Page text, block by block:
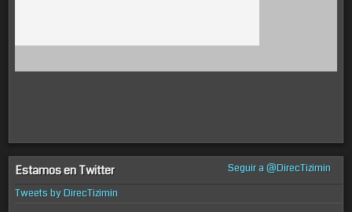
Estamos en Twitter
Seguir a @DirecTizimin
Tweets by DirecTizimin